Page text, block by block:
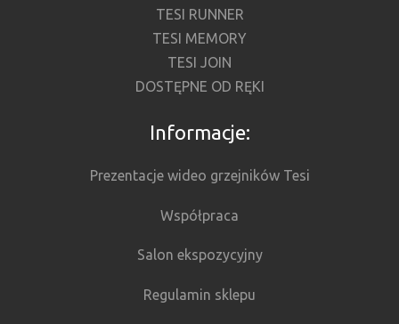
TESI RUNNER
TESI MEMORY
TESI JOIN
DOSTĘPNE OD RĘKI
Informacje:
Prezentacje wideo grzejników Tesi
Współpraca
Salon ekspozycyjny
Regulamin sklepu